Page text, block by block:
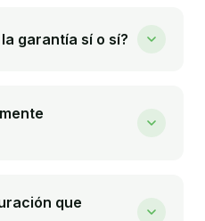
garantía sí o sí?
después de
presentarte
que